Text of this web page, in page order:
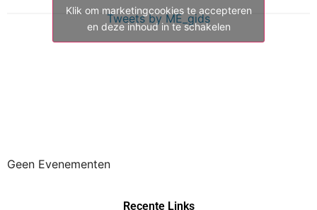
Tweets by ME_gids
Klik om marketingcookies te accepteren
en deze inhoud in te schakelen
Geen Evenementen
Recente Links